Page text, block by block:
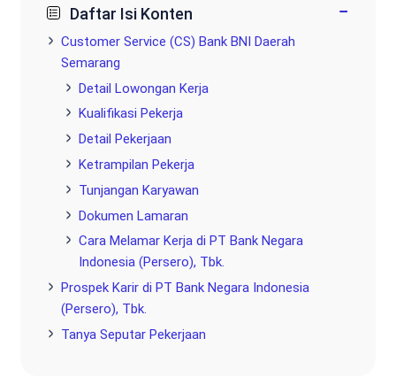
Daftar Isi Konten −
Customer Service (CS) Bank BNI Daerah
Semarang
Detail Lowongan Kerja
Kualifikasi Pekerja
Detail Pekerjaan
Ketrampilan Pekerja
Tunjangan Karyawan
Dokumen Lamaran
Cara Melamar Kerja di PT Bank Negara
Indonesia (Persero), Tbk.
Prospek Karir di PT Bank Negara Indonesia
(Persero), Tbk.
Tanya Seputar Pekerjaan